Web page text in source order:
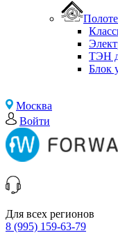
ТЭН
Блок
Москва
Войти
Для всех регионов
8 (995) 159-63-79